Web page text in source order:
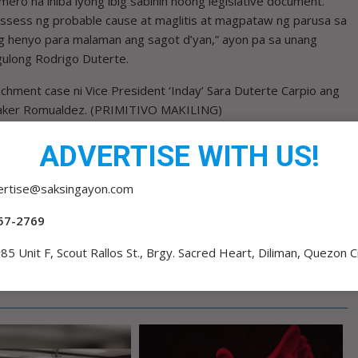
ng probable cause at maglitis at magpataw ng parusa sa
para malaman ang sagot d’yan,” ayon pa sa unang
Rodrigo Duterte.
case ni Vice President ‘Inday’ Sara Duterte Carpio ang
Romualdez. (PRIMITIVO MAKILING)
ADVERTISE WITH US!
2769
Unit F, Scout Rallos St., Brgy. Sacred Heart, Diliman, Quezon